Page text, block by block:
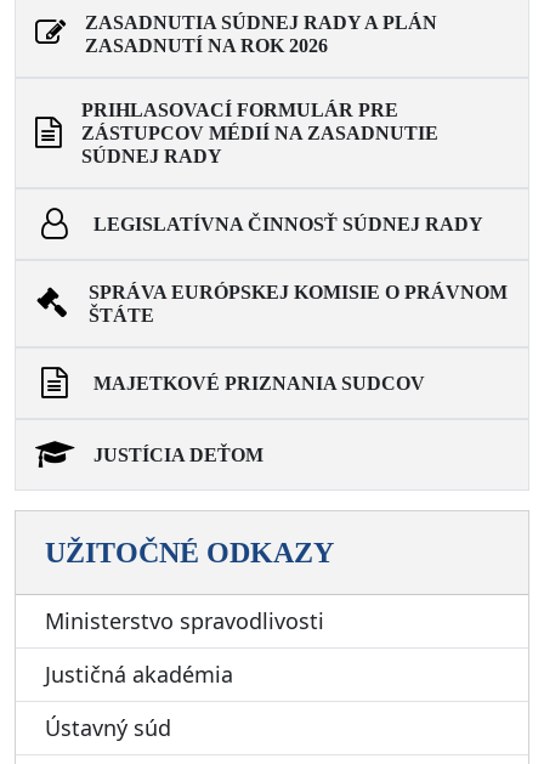
ZASADNUTIA SÚDNEJ RADY A PLÁN
ZASADNUTÍ NA ROK 2026
PRIHLASOVACÍ FORMULÁR PRE
ZÁSTUPCOV MÉDIÍ NA ZASADNUTIE
SÚDNEJ RADY
LEGISLATÍVNA ČINNOSŤ SÚDNEJ RADY
SPRÁVA EURÓPSKEJ KOMISIE O PRÁVNOM
ŠTÁTE
MAJETKOVÉ PRIZNANIA SUDCOV
JUSTÍCIA DEŤOM
UŽITOČNÉ ODKAZY
Ministerstvo spravodlivosti
Justičná akadémia
Ústavný súd